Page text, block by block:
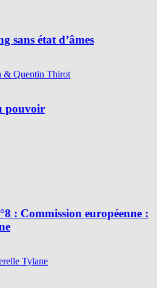
sans état d’âmes
& Quentin Thirot
pouvoir
: Commission européenne :
Tylane